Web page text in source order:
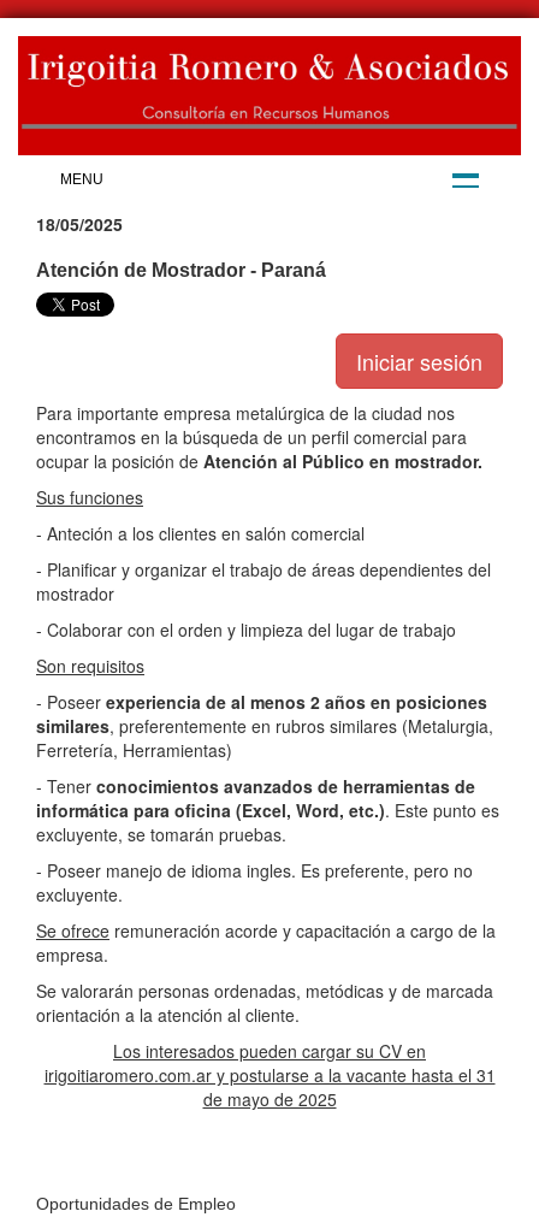
MENU
18/05/2025
Atención de Mostrador - Paraná
Para importante empresa metalúrgica de la ciudad nos
encontramos en la búsqueda de un perfil comercial para
ocupar la posición de Atención al Público en mostrador.
Sus funciones
- Anteción a los clientes en salón comercial
- Planificar y organizar el trabajo de áreas dependientes del
mostrador
- Colaborar con el orden y limpieza del lugar de trabajo
Son requisitos
- Poseer experiencia de al menos 2 años en posiciones
similares, preferentemente en rubros similares (Metalurgia,
Ferretería, Herramientas)
- Tener conocimientos avanzados de herramientas de
informática para oficina (Excel, Word, etc.). Este punto es
excluyente, se tomarán pruebas.
- Poseer manejo de idioma ingles. Es preferente, pero no
excluyente.
Se ofrece remuneración acorde y capacitación a cargo de la
empresa.
Se valorarán personas ordenadas, metódicas y de marcada
orientación a la atención al cliente.
Los interesados pueden cargar su CV en
irigoitiaromero.com.ar y postularse a la vacante hasta el 31
de mayo de 2025
Oportunidades de Empleo